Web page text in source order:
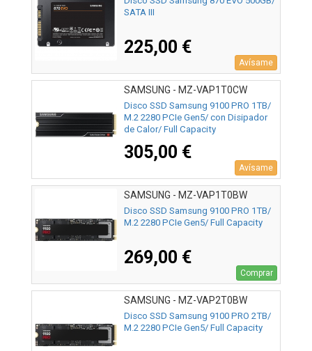
SATA III
225,00 €
Avísame
SAMSUNG - MZ-VAP1T0CW
Disco SSD Samsung 9100 PRO 1TB/
M.2 2280 PCIe Gen5/ con Disipador
de Calor/ Full Capacity
305,00 €
Avísame
SAMSUNG - MZ-VAP1T0BW
Disco SSD Samsung 9100 PRO 1TB/
M.2 2280 PCIe Gen5/ Full Capacity
269,00 €
Comprar
SAMSUNG - MZ-VAP2T0BW
Disco SSD Samsung 9100 PRO 2TB/
M.2 2280 PCIe Gen5/ Full Capacity